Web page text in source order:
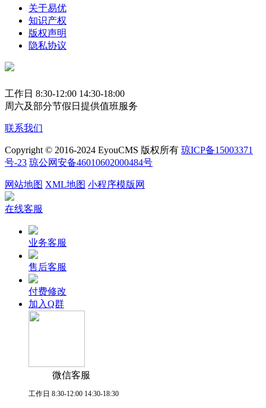
关于易优
知识产权
版权声明
隐私协议
工作日 8:30-12:00 14:30-18:00
周六及部分节假日提供值班服务
联系我们
Copyright © 2016-2024 EyouCMS 版权所有 琼ICP备15003371
号-23 琼公网安备46010602000484号
网站地图 XML地图 小程序模版网
在线客服
业务客服
售后客服
付费修改
加入Q群
微信客服
工作日 8:30-12:00 14:30-18:30